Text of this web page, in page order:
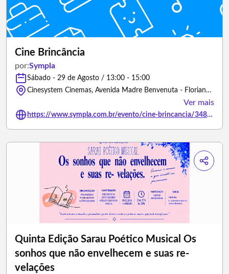
Cine Brincância
por:Sympla
Sábado - 29 de Agosto / 13:00 - 15:00
Cinesystem Cinemas, Avenida Madre Benvenuta - Florianópolis/Santa Catarina
Ver mais
https://www.sympla.com.br/evento/cine-brincancia/3488152
Quinta Edição Sarau Poético Musical Os
sonhos que não envelhecem e suas re-
velações